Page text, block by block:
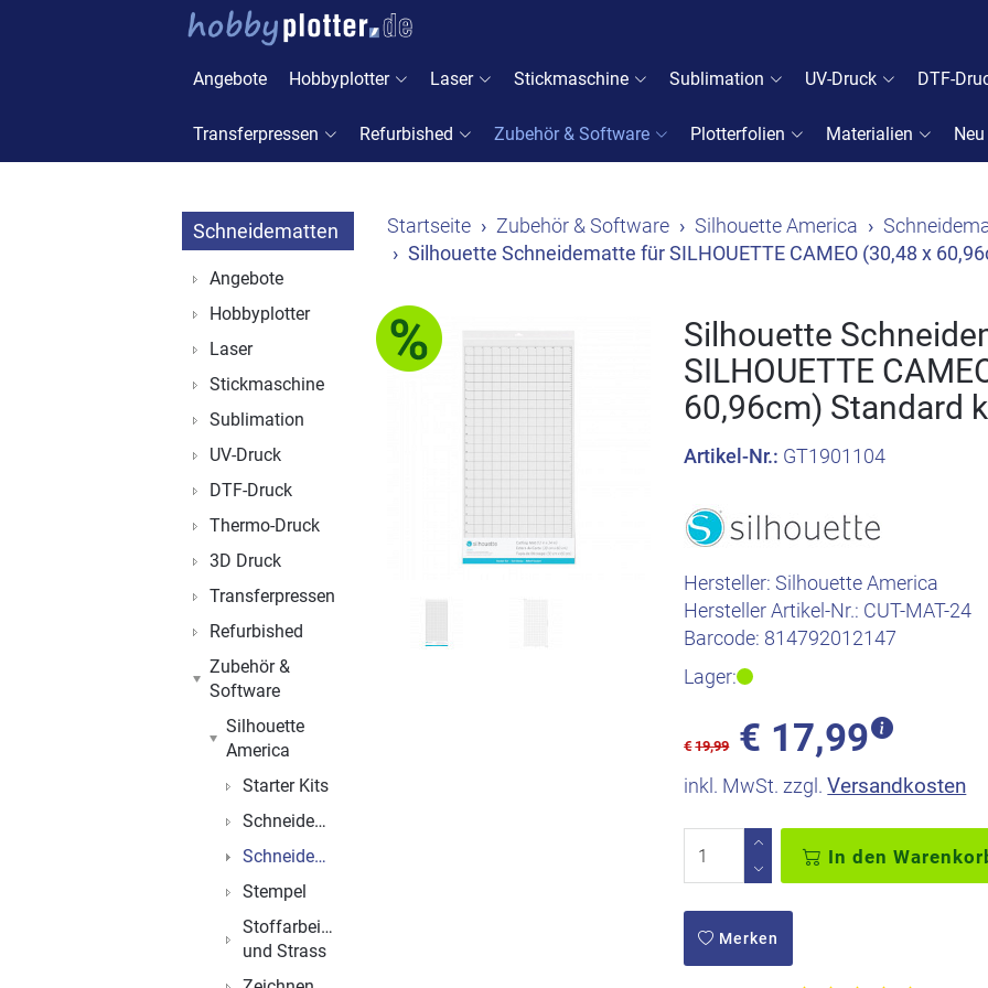
Angebote Hobbyplotter Laser Stickmaschine Sublimation UV-Druck DTF-
Transferpressen Refurbished Zubehör & Software Plotterfolien Materialien Neu
Startseite Zubehör & Software Silhouette America
Silhouette Schneidematte für SILHOUETTE CAMEO (30,48 x
Silhouette
SILHOUETTE
60,96cm) Standard
Artikel-Nr.: GT1901104
Hersteller: Silhouette America
Hersteller Artikel-Nr.: CUT-MAT-24
Barcode: 814792012147
Lager:
€ 19,99 € 17,99
inkl. MwSt. zzgl.Versandkosten
In den
Merken
Schneidematten
Angebote
Hobbyplotter
Laser
Stickmaschine
Sublimation
UV-Druck
DTF-Druck
Thermo-Druck
3D Druck
Transferpressen
Refurbished
Zubehör &
Software
Silhouette
America
Starter Kits
Schneidemesser
Schneidematten
Stempel
Stoffarbeiten
und Strass